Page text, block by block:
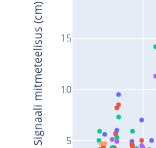
5
10
15
Signaali mitmeteelisus (cm)